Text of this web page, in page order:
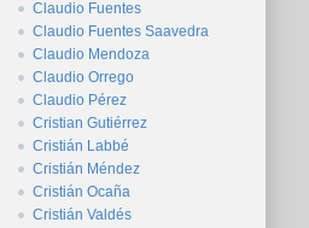
Claudio Fuentes
Claudio Fuentes Saavedra
Claudio Mendoza
Claudio Orrego
Claudio Pérez
Cristian Gutiérrez
Cristián Labbé
Cristián Méndez
Cristián Ocaña
Cristián Valdés